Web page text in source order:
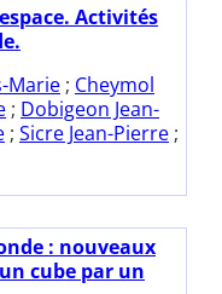
Activités
Marie ; Cheymol
; Dobigeon Jean-
; Sicre Jean-Pierre ;
: nouveaux
cube par un